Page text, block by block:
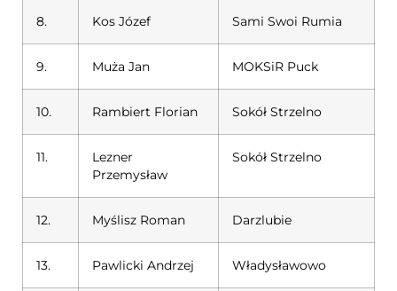
8. Kos Józef Sami Swoi Rumia
9. Muża Jan MOKSiR Puck
10. Rambiert Florian Sokół Strzelno
11.
Lezner
Przemysław
Sokół Strzelno
12. Myślisz Roman Darzlubie
13. Pawlicki Andrzej Władysławowo